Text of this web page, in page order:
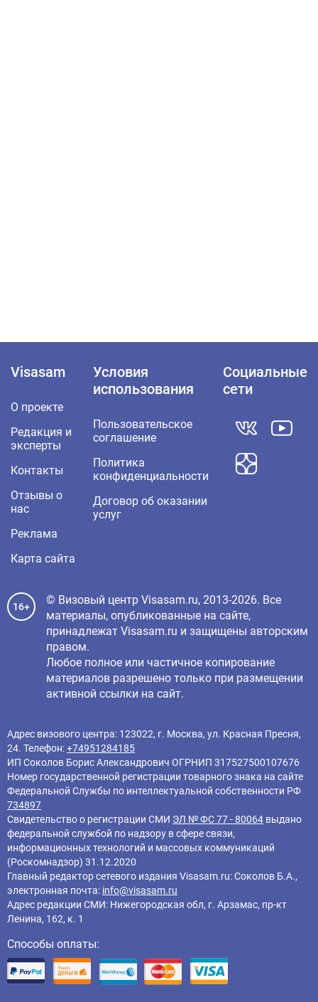
Visasam
О проекте
Редакция и
эксперты
Контакты
Отзывы о
нас
Реклама
Карта сайта
Условия
использования
Пользовательское
соглашение
Политика
конфиденциальности
Договор об оказании
услуг
Социальные
сети
16+
© Визовый центр Visasam.ru, 2013-2026. Все
материалы, опубликованные на сайте,
принадлежат Visasam.ru и защищены авторским
правом.
Любое полное или частичное копирование
материалов разрешено только при размещении
активной ссылки на сайт.
Адрес визового центра: 123022, г. Москва, ул. Красная Пресня,
24. Телефон:+74951284185
ИП Соколов Борис Александрович ОГРНИП 317527500107676
Номер государственной регистрации товарного знака на сайте
Федеральной Службы по интеллектуальной собственности РФ
734897
Свидетельство о регистрации СМИ ЭЛ № ФС 77 - 80064 выдано
федеральной службой по надзору в сфере связи,
информационных технологий и массовых коммуникаций
(Роскомнадзор) 31.12.2020
Главный редактор cетевого издания Visasam.ru: Соколов Б.А.,
электронная почта: info@visasam.ru
Адрес редакции СМИ: Нижегородская обл, г. Арзамас, пр-кт
Ленина, 162, к. 1
Способы оплаты: